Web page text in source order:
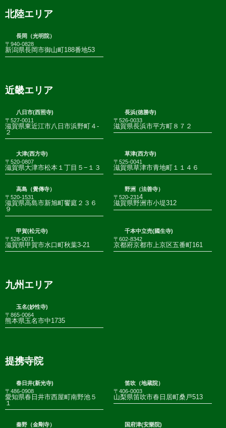
北陸エリア
長岡（光明院）
〒940-0828
新潟県長岡市御山町188番地53
近畿エリア
八日市(西照寺)
〒527-0011
滋賀県東近江市八日市浜野町４-
２
長浜(徳勝寺)
〒526-0033
滋賀県長浜市平方町８７２
大津(西方寺)
〒520-0807
滋賀県大津市松本１丁目５−１３
草津(西方寺)
〒525-0041
滋賀県草津市青地町１１４６
高島（覺傳寺）
〒520-1531
滋賀県高島市新旭町饗庭２３６
９
野洲（法善寺）
〒520-2314
滋賀県野洲市小堤312
甲賀(松元寺)
〒528-0071
滋賀県甲賀市水口町秋葉3-21
千本中立売(國生寺)
〒602-8342
京都府京都市上京区五番町161
九州エリア
玉名(妙性寺)
〒865-0064
熊本県玉名市中1735
提携寺院
春日井(新光寺)
〒486-0908
愛知県春日井市西屋町南野池５
１
笛吹（地蔵院）
〒406-0003
山梨県笛吹市春日居町桑戸513
秦野（金剛寺）
国府津(安樂院)